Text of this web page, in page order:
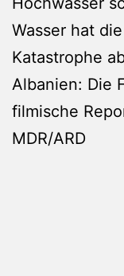
Wasser hat
Katastrophe
Albanien: Die
filmische
MDR/ARD